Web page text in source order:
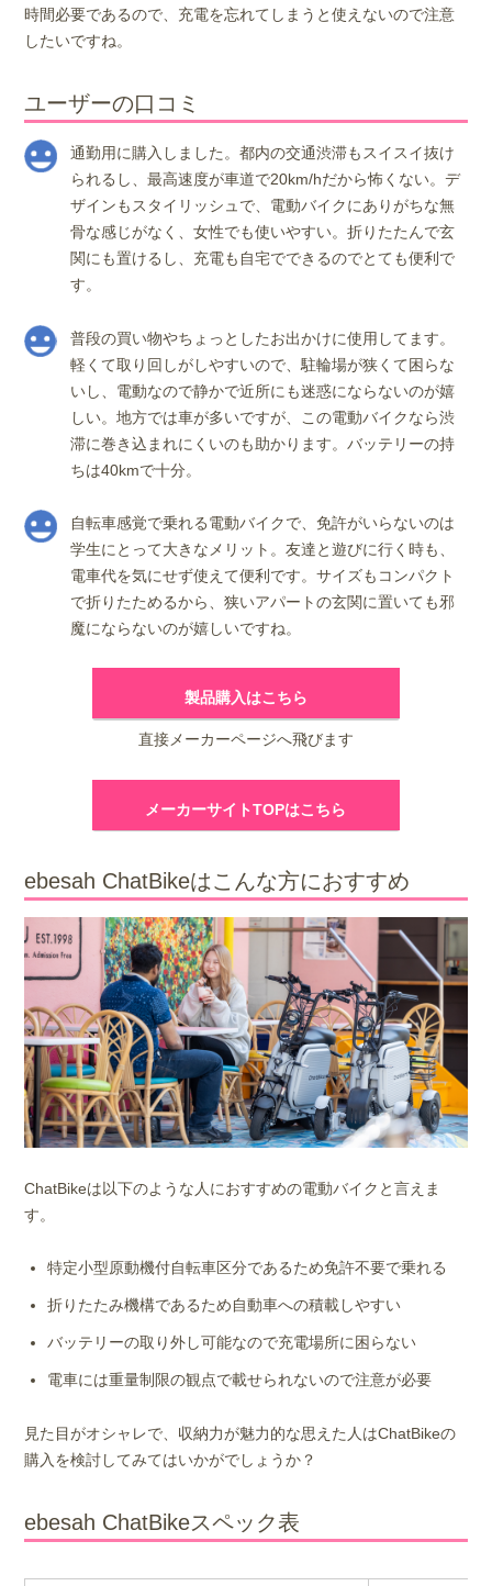
時間必要であるので、充電を忘れてしまうと使えないので注意
したいですね。
ユーザーの口コミ
通勤用に購入しました。都内の交通渋滞もスイスイ抜け
られるし、最高速度が車道で20km/hだから怖くない。デ
ザインもスタイリッシュで、電動バイクにありがちな無
骨な感じがなく、女性でも使いやすい。折りたたんで玄
関にも置けるし、充電も自宅でできるのでとても便利で
す。
普段の買い物やちょっとしたお出かけに使用してます。
軽くて取り回しがしやすいので、駐輪場が狭くて困らな
いし、電動なので静かで近所にも迷惑にならないのが嬉
しい。地方では車が多いですが、この電動バイクなら渋
滞に巻き込まれにくいのも助かります。バッテリーの持
ちは40kmで十分。
自転車感覚で乗れる電動バイクで、免許がいらないのは
学生にとって大きなメリット。友達と遊びに行く時も、
電車代を気にせず使えて便利です。サイズもコンパクト
で折りたためるから、狭いアパートの玄関に置いても邪
魔にならないのが嬉しいですね。
製品購入はこちら
直接メーカーページへ飛びます
メーカーサイトTOPはこちら
ebesah ChatBikeはこんな方におすすめ
ChatBikeは以下のような人におすすめの電動バイクと言えま
す。
特定小型原動機付自転車区分であるため免許不要で乗れる
折りたたみ機構であるため自動車への積載しやすい
バッテリーの取り外し可能なので充電場所に困らない
電車には重量制限の観点で載せられないので注意が必要
見た目がオシャレで、収納力が魅力的な思えた人はChatBikeの
購入を検討してみてはいかがでしょうか？
ebesah ChatBikeスペック表